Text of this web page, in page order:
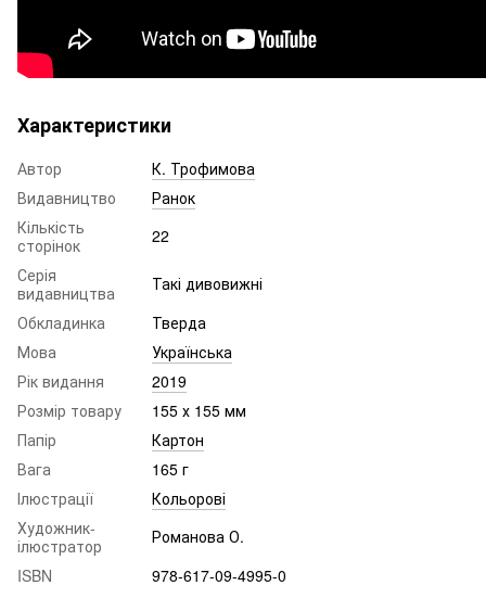
Характеристики
Автор
К. Трофимова
Видавництво
Ранок
Кількість
сторінок
22
Серія
видавництва
Такі дивовижні
Обкладинка
Тверда
Мова
Українська
Рік видання
2019
Розмір товару
155 х 155 мм
Папір
Картон
Вага
165 г
Ілюстрації
Кольорові
Художник-
ілюстратор
Романова О.
ISBN
978-617-09-4995-0